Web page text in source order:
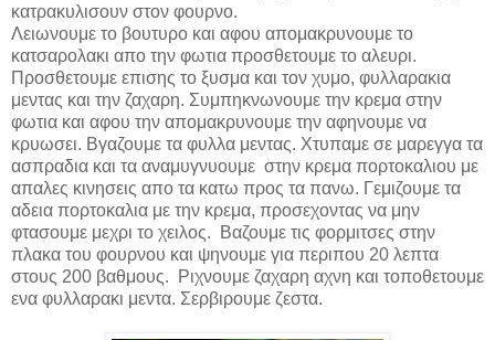
κατρακυλισουν στον φουρνο.
Λειωνουμε το βουτυρο και αφου απομακρυνουμε το
κατσαρολακι απο την φωτια προσθετουμε το αλευρι.
Προσθετουμε επισης το ξυσμα και τον χυμο, φυλλαρακια
μεντας και την ζαχαρη. Συμπηκνωνουμε την κρεμα στην
φωτια και αφου την απομακρυνουμε την αφηνουμε να
κρυωσει. Βγαζουμε τα φυλλα μεντας. Χτυπαμε σε μαρεγγα τα
ασπραδια και τα αναμυγνυουμε στην κρεμα πορτοκαλιου με
απαλες κινησεις απο τα κατω προς τα πανω. Γεμιζουμε τα
αδεια πορτοκαλια με την κρεμα, προσεχοντας να μην
φτασουμε μεχρι το χειλος. Βαζουμε τις φορμιτσες στην
πλακα του φουρνου και ψηνουμε για περιπου 20 λεπτα
στους 200 βαθμους. Ριχνουμε ζαχαρη αχνη και τοποθετουμε
ενα φυλλαρακι μεντα. Σερβιρουμε ζεστα.